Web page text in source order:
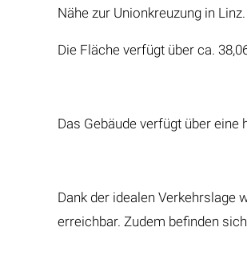
Nähe zur Unionkreuzung in Linz.
Die Fläche verfügt über ca.
Das Gebäude verfügt über eine
Dank der idealen
erreichbar. Zudem befinden